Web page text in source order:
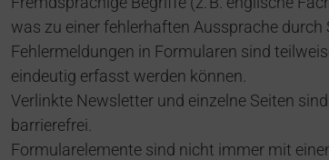
was zu einer fehlerhaften Aussprache durch
Fehlermeldungen in Formularen sind
eindeutig erfasst werden können.
Verlinkte Newsletter und einzelne Seiten
barrierefrei.
Formularelemente sind nicht immer mit